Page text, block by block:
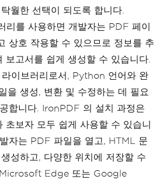
월한 선택이 되도록 합니다.
를 사용하면 개발자는 PDF 페이
상호 작용할 수 있으므로 정보를 추
보고서를 쉽게 생성할 수 있습니다.
이브러리로서, Python 언어와 완
을 생성, 변환 및 수정하는 데 필요
합니다. IronPDF 의 설치 과정은
초보자 모두 쉽게 사용할 수 있습니
자는 PDF 파일을 열고, HTML 문
성하고, 다양한 위치에 저장할 수
Microsoft Edge 또는 Google